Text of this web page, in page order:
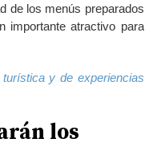
de los menús preparados
importante atractivo para
y de experiencias
los